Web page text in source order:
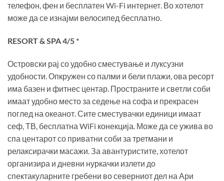
телефон, фен и бесплатен Wi-Fi интернет. Во хотелот
може да се изнајми велосипед бесплатно.
RESORT & SPA 4/5 *
Островски рај со удобно сместување и луксузни
удобности. Опкружен со палми и бели плажи, ова ресорт
има базен и фитнес центар. Пространите и светли соби
имаат удобно место за седење на софа и прекрасен
поглед на океанот. Сите сместувачки единици имаат
сеф, ТВ, бесплатна WiFi конекција. Може да се ужива во
спа центарот со приватни соби за третмани и
релаксирачки масажи. За авантуристите, хотелот
организира и дневни нуркачки излети до
спектакуларните гребени во северниот дел на Ари